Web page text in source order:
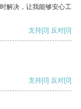
解决，让我能够安心工
支持[0] 反对[0]
支持[0] 反对[0]